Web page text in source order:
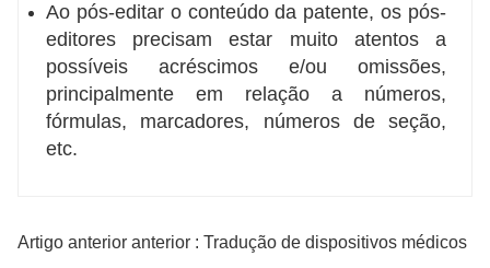
Ao pós-editar o conteúdo da patente, os pós-
editores precisam estar muito atentos a
possíveis acréscimos e/ou omissões,
principalmente em relação a números,
fórmulas, marcadores, números de seção,
etc.
Artigo anterior anterior : Tradução de dispositivos médicos